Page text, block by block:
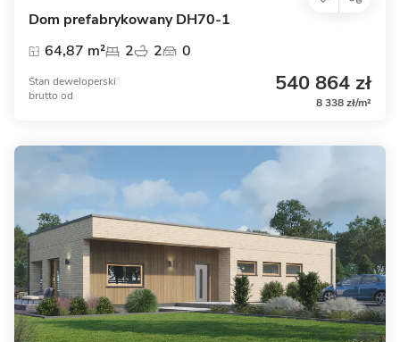
Dom prefabrykowany DH70-1
64,87 m²
2 2 0
Stan deweloperski
brutto od 540 864 zł
8 338 zł/m²